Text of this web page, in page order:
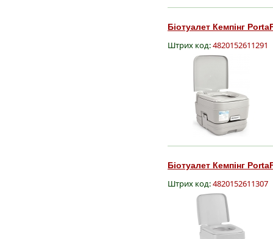
Біотуалет Кемпінг
Штрих код:4820152611291
Біотуалет Кемпінг
Штрих код:4820152611307